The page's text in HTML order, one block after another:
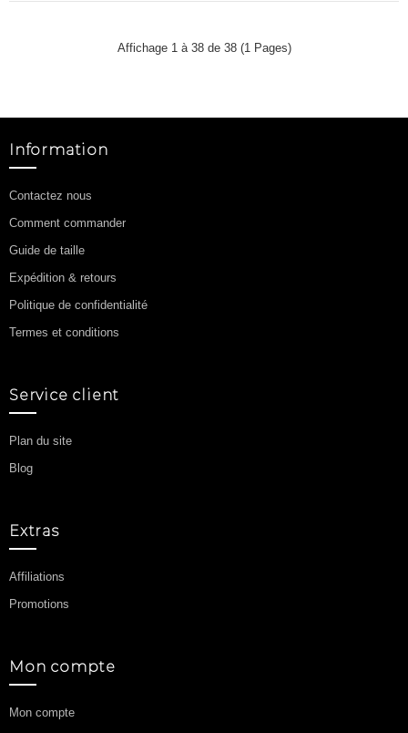
Affichage 1 à 38 de 38 (1 Pages)
Information
Contactez nous
Comment commander
Guide de taille
Expédition & retours
Politique de confidentialité
Termes et conditions
Service client
Plan du site
Blog
Extras
Affiliations
Promotions
Mon compte
Mon compte